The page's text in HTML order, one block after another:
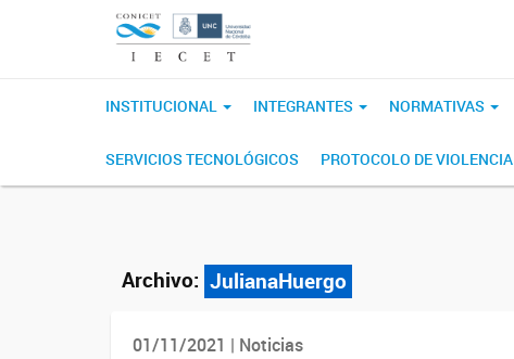
INSTITUCIONAL INTEGRANTES NORMATIVAS
SERVICIOS TECNOLÓGICOS PROTOCOLO DE VIOLENCIA
Archivo: JulianaHuergo
01/11/2021 | Noticias